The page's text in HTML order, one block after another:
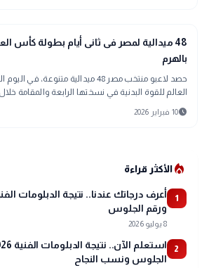
sports_soccer
رياضة
48 ميدالية لمصر فى ثانى أيام
بالهرم
حصد لاعبو منتخب مصر 48 ميدالية
فبراير الجا
schedule10 فبراير 2026
local_fire_departmentالأكثر قراءة
1
ورقم الجلوس
8 يوليو 2026
2
الجلوس ونسب النجاح